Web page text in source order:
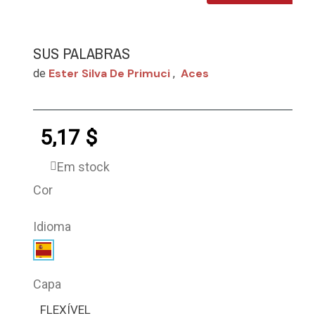
SUS PALABRAS
de Ester Silva De Primuci , Aces
5,17 $
Em stock
Cor
Idioma
Capa
FLEXÍVEL